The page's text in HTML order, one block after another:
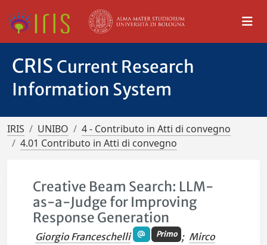
CRIS Current Research
Information System
IRIS UNIBO
4 - Contributo in Atti di convegno
4.01 Contributo in Atti di convegno
Creative Beam Search: LLM-
as-a-Judge for Improving
Response Generation
Giorgio Franceschelli Primo ; Mirco